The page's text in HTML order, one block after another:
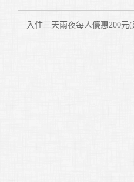
入住三天兩夜每人優惠200元